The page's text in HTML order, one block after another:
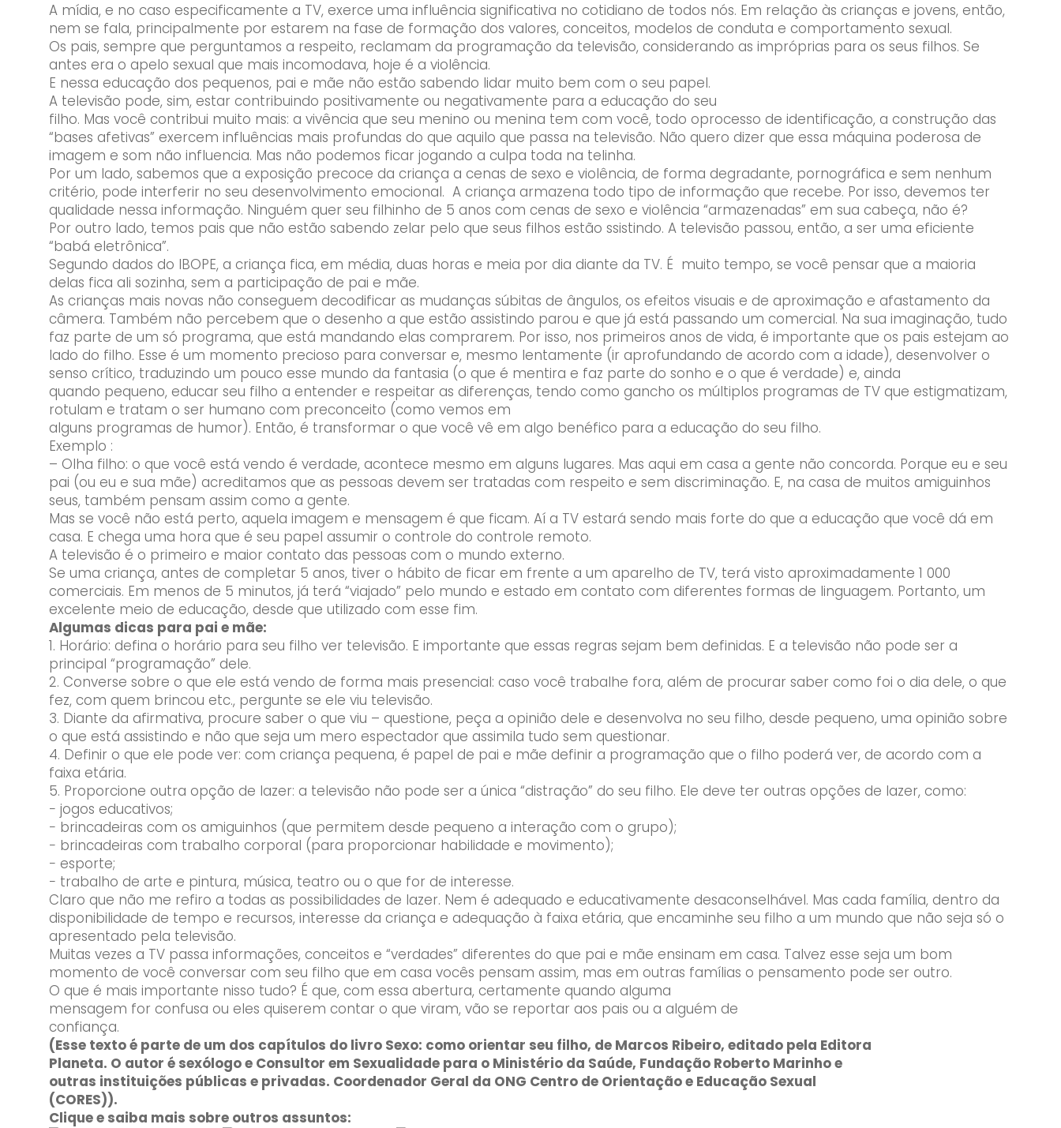
A mídia, e no caso especificamente a TV, exerce uma influência significativa no cotidiano de todos nós. Em relação às crianças e jovens, então,
nem se fala, principalmente por estarem na fase de formação dos valores, conceitos, modelos de conduta e comportamento sexual.
Os pais, sempre que perguntamos a respeito, reclamam da programação da televisão, considerando as impróprias para os seus filhos. Se
antes era o apelo sexual que mais incomodava, hoje é a violência.
E nessa educação dos pequenos, pai e mãe não estão sabendo lidar muito bem com o seu papel.
A televisão pode, sim, estar contribuindo positivamente ou negativamente para a educação do seu
filho. Mas você contribui muito mais: a vivência que seu menino ou menina tem com você, todo oprocesso de identificação, a construção das
“bases afetivas” exercem influências mais profundas do que aquilo que passa na televisão. Não quero dizer que essa máquina poderosa de
imagem e som não influencia. Mas não podemos ficar jogando a culpa toda na telinha.
Por um lado, sabemos que a exposição precoce da criança a cenas de sexo e violência, de forma degradante, pornográfica e sem nenhum
critério, pode interferir no seu desenvolvimento emocional. A criança armazena todo tipo de informação que recebe. Por isso, devemos ter
qualidade nessa informação. Ninguém quer seu filhinho de 5 anos com cenas de sexo e violência “armazenadas” em sua cabeça, não é?
Por outro lado, temos pais que não estão sabendo zelar pelo que seus filhos estão ssistindo. A televisão passou, então, a ser uma eficiente
“babá eletrônica”.
Segundo dados do IBOPE, a criança fica, em média, duas horas e meia por dia diante da TV. É muito tempo, se você pensar que a maioria
delas fica ali sozinha, sem a participação de pai e mãe.
As crianças mais novas não conseguem decodificar as mudanças súbitas de ângulos, os efeitos visuais e de aproximação e afastamento da
câmera. Também não percebem que o desenho a que estão assistindo parou e que já está passando um comercial. Na sua imaginação, tudo
faz parte de um só programa, que está mandando elas comprarem. Por isso, nos primeiros anos de vida, é importante que os pais estejam ao
lado do filho. Esse é um momento precioso para conversar e, mesmo lentamente (ir aprofundando de acordo com a idade), desenvolver o
senso crítico, traduzindo um pouco esse mundo da fantasia (o que é mentira e faz parte do sonho e o que é verdade) e, ainda
quando pequeno, educar seu filho a entender e respeitar as diferenças, tendo como gancho os múltiplos programas de TV que estigmatizam,
rotulam e tratam o ser humano com preconceito (como vemos em
alguns programas de humor). Então, é transformar o que você vê em algo benéfico para a educação do seu filho.
Exemplo :
– Olha filho: o que você está vendo é verdade, acontece mesmo em alguns lugares. Mas aqui em casa a gente não concorda. Porque eu e seu
pai (ou eu e sua mãe) acreditamos que as pessoas devem ser tratadas com respeito e sem discriminação. E, na casa de muitos amiguinhos
seus, também pensam assim como a gente.
Mas se você não está perto, aquela imagem e mensagem é que ficam. Aí a TV estará sendo mais forte do que a educação que você dá em
casa. E chega uma hora que é seu papel assumir o controle do controle remoto.
A televisão é o primeiro e maior contato das pessoas com o mundo externo.
Se uma criança, antes de completar 5 anos, tiver o hábito de ficar em frente a um aparelho de TV, terá visto aproximadamente 1 000
comerciais. Em menos de 5 minutos, já terá “viajado” pelo mundo e estado em contato com diferentes formas de linguagem. Portanto, um
excelente meio de educação, desde que utilizado com esse fim.
Algumas dicas para pai e mãe:
1. Horário: defina o horário para seu filho ver televisão. E importante que essas regras sejam bem definidas. E a televisão não pode ser a
principal “programação” dele.
2. Converse sobre o que ele está vendo de forma mais presencial: caso você trabalhe fora, além de procurar saber como foi o dia dele, o que
fez, com quem brincou etc., pergunte se ele viu televisão.
3. Diante da afirmativa, procure saber o que viu – questione, peça a opinião dele e desenvolva no seu filho, desde pequeno, uma opinião sobre
o que está assistindo e não que seja um mero espectador que assimila tudo sem questionar.
4. Definir o que ele pode ver: com criança pequena, é papel de pai e mãe definir a programação que o filho poderá ver, de acordo com a
faixa etária.
5. Proporcione outra opção de lazer: a televisão não pode ser a única “distração” do seu filho. Ele deve ter outras opções de lazer, como:
− jogos educativos;
− brincadeiras com os amiguinhos (que permitem desde pequeno a interação com o grupo);
− brincadeiras com trabalho corporal (para proporcionar habilidade e movimento);
− esporte;
− trabalho de arte e pintura, música, teatro ou o que for de interesse.
Claro que não me refiro a todas as possibilidades de lazer. Nem é adequado e educativamente desaconselhável. Mas cada família, dentro da
disponibilidade de tempo e recursos, interesse da criança e adequação à faixa etária, que encaminhe seu filho a um mundo que não seja só o
apresentado pela televisão.
Muitas vezes a TV passa informações, conceitos e “verdades” diferentes do que pai e mãe ensinam em casa. Talvez esse seja um bom
momento de você conversar com seu filho que em casa vocês pensam assim, mas em outras famílias o pensamento pode ser outro.
O que é mais importante nisso tudo? É que, com essa abertura, certamente quando alguma
mensagem for confusa ou eles quiserem contar o que viram, vão se reportar aos pais ou a alguém de
confiança.
(Esse texto é parte de um dos capítulos do livro Sexo: como orientar seu filho, de Marcos Ribeiro, editado pela Editora
Planeta. O autor é sexólogo e Consultor em Sexualidade para o Ministério da Saúde, Fundação Roberto Marinho e
outras instituições públicas e privadas. Coordenador Geral da ONG Centro de Orientação e Educação Sexual
(CORES)).
Clique e saiba mais sobre outros assuntos:
Agende uma visita
Enviei um E-mail